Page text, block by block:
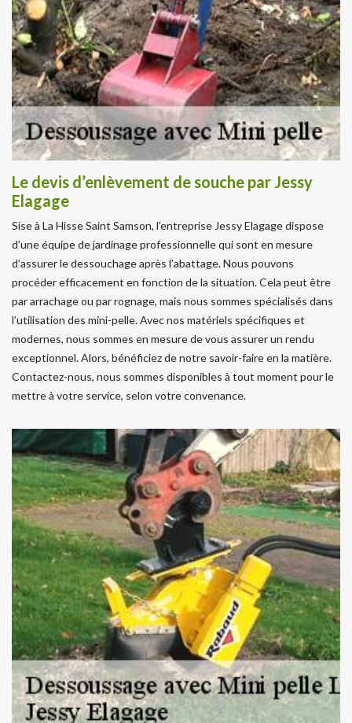
Le devis d’enlèvement de souche par Jessy
Elagage
Sise à La Hisse Saint Samson, l’entreprise Jessy Elagage dispose
d’une équipe de jardinage professionnelle qui sont en mesure
d’assurer le dessouchage après l’abattage. Nous pouvons
procéder efficacement en fonction de la situation. Cela peut être
par arrachage ou par rognage, mais nous sommes spécialisés dans
l’utilisation des mini-pelle. Avec nos matériels spécifiques et
modernes, nous sommes en mesure de vous assurer un rendu
exceptionnel. Alors, bénéficiez de notre savoir-faire en la matière.
Contactez-nous, nous sommes disponibles à tout moment pour le
mettre à votre service, selon votre convenance.